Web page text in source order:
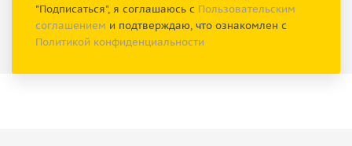
"Подписаться", я соглашаюсь с Пользовательским
соглашением и подтверждаю, что ознакомлен с
Политикой конфиденциальности